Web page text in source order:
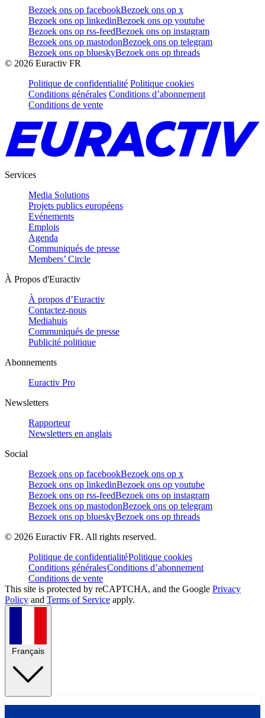
Bezoek ons op facebookBezoek ons op x
Bezoek ons op linkedinBezoek ons op youtube
Bezoek ons op rss-feedBezoek ons op instagram
Bezoek ons op mastodonBezoek ons op telegram
Bezoek ons op blueskyBezoek ons op threads
© 2026 Euractiv FR
Politique de confidentialité Politique cookies
Conditions générales Conditions d’abonnement
Conditions de vente
Services
Media Solutions
Projets publics européens
Evénements
Emplois
Agenda
Communiqués de presse
Members’ Circle
À Propos d'Euractiv
À propos d’Euractiv
Contactez-nous
Mediahuis
Communiqués de presse
Publicité politique
Abonnements
Euractiv Pro
Newsletters
Rapporteur
Newsletters en anglais
Social
Bezoek ons op facebookBezoek ons op x
Bezoek ons op linkedinBezoek ons op youtube
Bezoek ons op rss-feedBezoek ons op instagram
Bezoek ons op mastodonBezoek ons op telegram
Bezoek ons op blueskyBezoek ons op threads
© 2026 Euractiv FR. All rights reserved.
Politique de confidentialitéPolitique cookies
Conditions généralesConditions d’abonnement
Conditions de vente
This site is protected by reCAPTCHA, and the Google Privacy
Policy and Terms of Service apply.
Français